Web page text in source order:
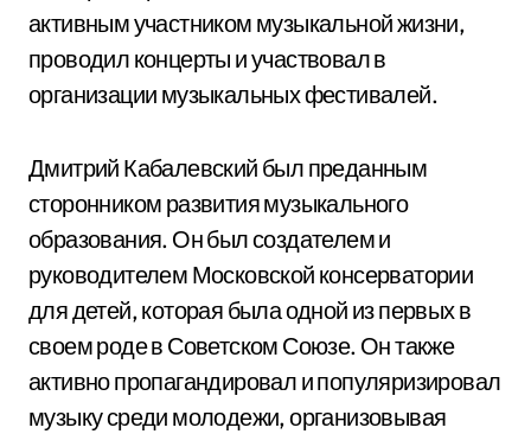
активным участником музыкальной жизни,
проводил концерты и участвовал в
организации музыкальных фестивалей.
Дмитрий Кабалевский был преданным
сторонником развития музыкального
образования. Он был создателем и
руководителем Московской консерватории
для детей, которая была одной из первых в
своем роде в Советском Союзе. Он также
активно пропагандировал и популяризировал
музыку среди молодежи, организовывая